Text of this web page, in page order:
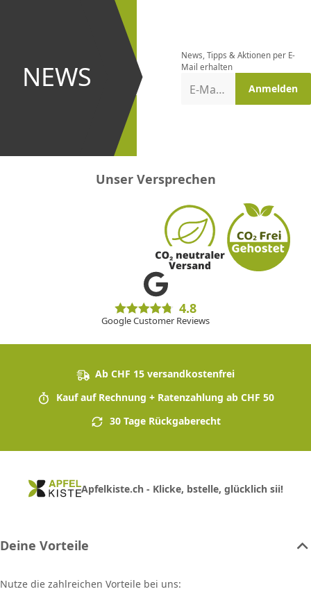
NEWS
und bei
Aktionen
News, Tipps & Aktionen per E-
Mail erhalten
E-Mail-Adresse Anmelden
Unser Versprechen
4.8
Google Customer Reviews
Ab CHF 15 versandkostenfrei
Kauf auf Rechnung + Ratenzahlung ab CHF 50
30 Tage Rückgaberecht
Apfelkiste.ch - Klicke, bstelle, glücklich sii!
Deine Vorteile
Nutze die zahlreichen Vorteile bei uns: